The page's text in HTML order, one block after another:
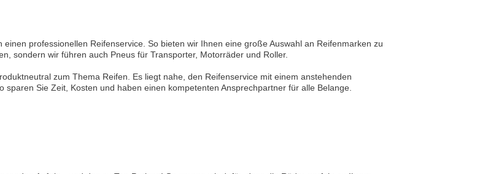
professionellen Reifenservice. So bieten wir Ihnen eine große Auswahl an Reifenmarken zu
sondern wir führen auch Pneus für Transporter, Motorräder und Roller.
zum Thema Reifen. Es liegt nahe, den Reifenservice mit einem anstehenden
Sie Zeit, Kosten und haben einen kompetenten Ansprechpartner für alle Belange.